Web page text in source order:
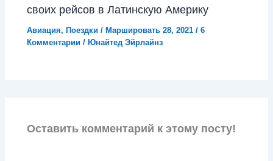
своих рейсов в Латинскую Америку
Авиация,Поездки /Маршировать 28, 2021/6
Комментарии /Юнайтед Эйрлайнз
Оставить комментарий к этому посту!